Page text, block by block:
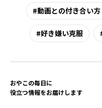
動画との付き合い方
好き嫌い克服
おやこの毎日に
役立つ情報をお届けします